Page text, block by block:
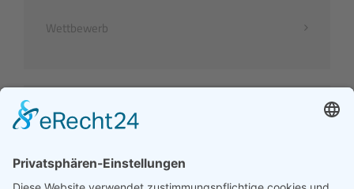
Wettbewerb
Kontakt
Architekturbüro Uwe Müller
info@archum-potsdam.de